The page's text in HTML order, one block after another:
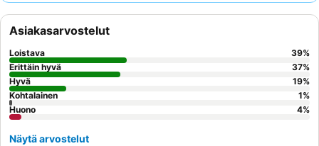
monipuolisuutta. Rauhallisempaa kokemusta kaipaavat vieraat
saattavat pitää enemmän puutarhaan päin olevista huoneista.
Asiakasarvostelut
Loistava 39%
Erittäin hyvä
37%
Hyvä
19%
Kohtalainen
1%
Huono
4%
Näytä arvostelut